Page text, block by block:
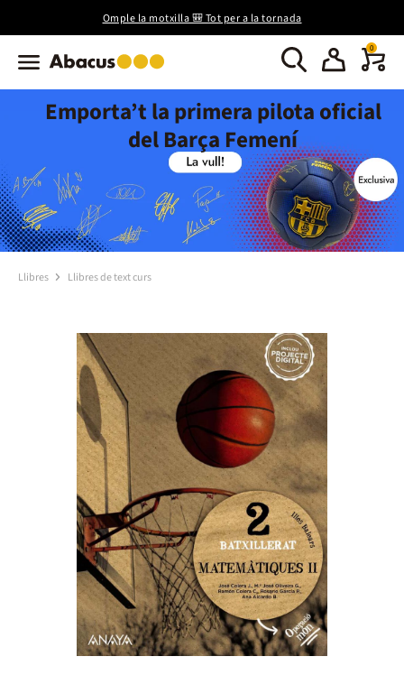
Omple la motxilla 🎒 Tot per a la tornada
0
Emporta’t la primera pilota oficial
del Barça Femení
Llibres Llibres de text curs